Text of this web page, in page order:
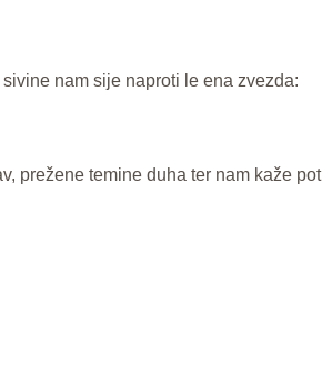
nam sije naproti le ena zvezda:
prežene temine duha ter nam kaže pot